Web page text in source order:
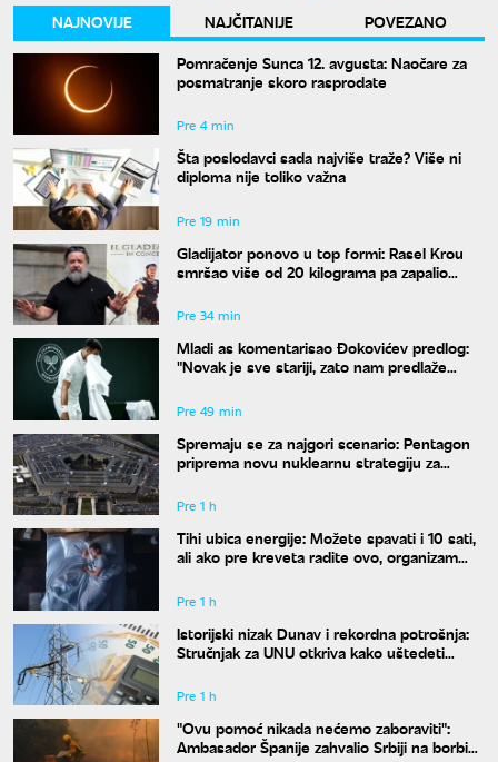
NAJNOVIJE NAJČITANIJE
POVEZANO
Pomračenje Sunca 12. avgusta: Naočare za
posmatranje skoro rasprodate
Pre 4 min
Šta poslodavci sada najviše traže? Više ni
diploma nije toliko važna
Pre 19 min
Gladijator ponovo u top formi: Rasel Krou
smršao više od 20 kilograma pa zapalio
Pre 34 min
Mladi as komentarisao Đokovićev predlog:
"Novak je sve stariji, zato nam predlaže
Pre 49 min
Spremaju se za najgori scenario: Pentagon
priprema novu nuklearnu strategiju za
Pre 1 h
Tihi ubica energije: Možete spavati i 10 sati,
ali ako pre kreveta radite ovo, organizam
Pre 1 h
Istorijski nizak Dunav i rekordna potrošnja:
Stručnjak za UNU otkriva kako uštedeti
Pre 1 h
"Ovu pomoć nikada nećemo zaboraviti":
Ambasador Španije zahvalio Srbiji na borbi